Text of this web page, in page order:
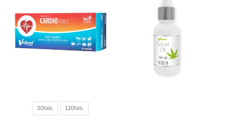
Pojemność
30tab. 120tab.